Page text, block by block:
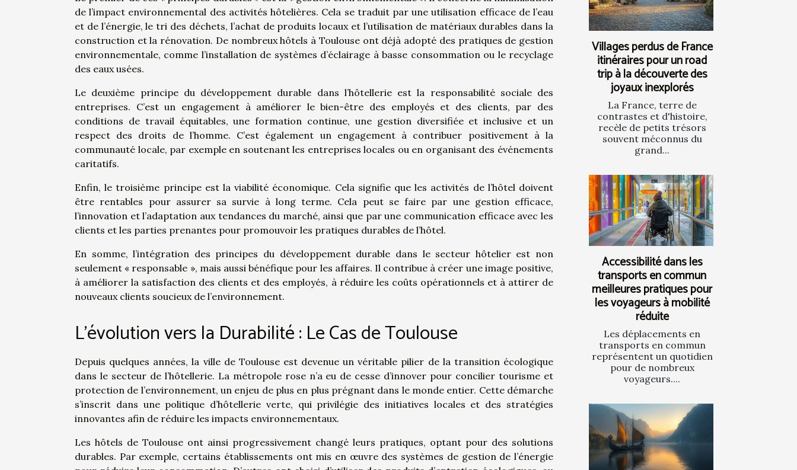
de l’impact environnemental des activités hôtelières. Cela se traduit par une utilisation efficace de l’eau
et de l’énergie, le tri des déchets, l’achat de produits locaux et l’utilisation de matériaux durables dans la
construction et la rénovation. De nombreux hôtels à Toulouse ont déjà adopté des pratiques de gestion
environnementale, comme l’installation de systèmes d’éclairage à basse consommation ou le recyclage
des eaux usées.
Le deuxième principe du développement durable dans l’hôtellerie est la responsabilité sociale des
entreprises. C’est un engagement à améliorer le bien-être des employés et des clients, par des
conditions de travail équitables, une formation continue, une gestion diversifiée et inclusive et un
respect des droits de l’homme. C’est également un engagement à contribuer positivement à la
communauté locale, par exemple en soutenant les entreprises locales ou en organisant des événements
caritatifs.
Enfin, le troisième principe est la viabilité économique. Cela signifie que les activités de l’hôtel doivent
être rentables pour assurer sa survie à long terme. Cela peut se faire par une gestion efficace,
l’innovation et l’adaptation aux tendances du marché, ainsi que par une communication efficace avec les
clients et les parties prenantes pour promouvoir les pratiques durables de l’hôtel.
En somme, l’intégration des principes du développement durable dans le secteur hôtelier est non
seulement « responsable », mais aussi bénéfique pour les affaires. Il contribue à créer une image positive,
à améliorer la satisfaction des clients et des employés, à réduire les coûts opérationnels et à attirer de
nouveaux clients soucieux de l’environnement.
L’évolution vers la Durabilité : Le Cas de Toulouse
Depuis quelques années, la ville de Toulouse est devenue un véritable pilier de la transition écologique
dans le secteur de l’hôtellerie. La métropole rose n’a eu de cesse d’innover pour concilier tourisme et
protection de l’environnement, un enjeu de plus en plus prégnant dans le monde entier. Cette démarche
s’inscrit dans une politique d’hôtellerie verte, qui privilégie des initiatives locales et des stratégies
innovantes afin de réduire les impacts environnementaux.
Les hôtels de Toulouse ont ainsi progressivement changé leurs pratiques, optant pour des solutions
durables. Par exemple, certains établissements ont mis en œuvre des systèmes de gestion de l’énergie
Villages perdus de France
itinéraires pour un road
trip à la découverte des
joyaux inexplorés
La France, terre de
contrastes et d'histoire,
recèle de petits trésors
souvent méconnus du
grand...
Accessibilité dans les
transports en commun
meilleures pratiques pour
les voyageurs à mobilité
réduite
Les déplacements en
transports en commun
représentent un quotidien
pour de nombreux
voyageurs....